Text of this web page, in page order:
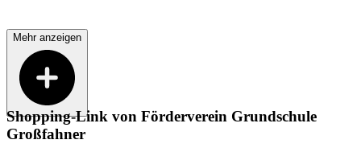
Mehr anzeigen
Shopping-Link von Förderverein Grundschule
Großfahner